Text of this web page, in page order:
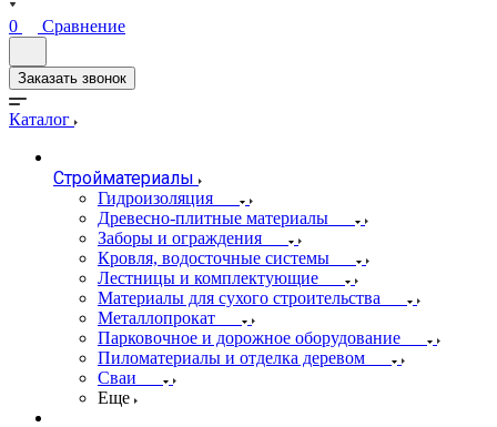
0 Сравнение
Заказать звонок
Каталог
Стройматериалы
Гидроизоляция
Древесно-плитные материалы
Заборы и ограждения
Кровля, водосточные системы
Лестницы и комплектующие
Материалы для сухого строительства
Металлопрокат
Парковочное и дорожное оборудование
Пиломатериалы и отделка деревом
Сваи
Еще